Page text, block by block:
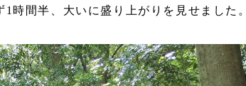
時間半、大いに盛り上がりを見せました。